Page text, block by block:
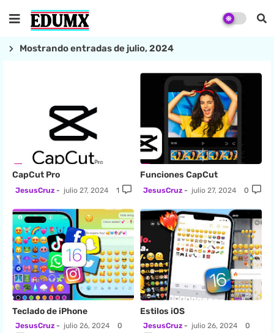
Mostrando entradas de julio, 2024
CapCut Pro
JesusCruz julio 27, 2024 1
Funciones CapCut
JesusCruz julio 27, 2024 0
Teclado de iPhone
JesusCruz julio 26, 2024 0
Estilos iOS
JesusCruz julio 26, 2024 0